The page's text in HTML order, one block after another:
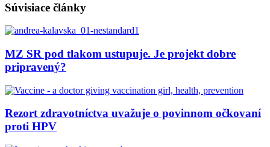
Súvisiace články
MZ SR pod tlakom ustupuje. Je projekt dobre
pripravený?
Rezort zdravotníctva uvažuje o povinnom očkovaní
proti HPV